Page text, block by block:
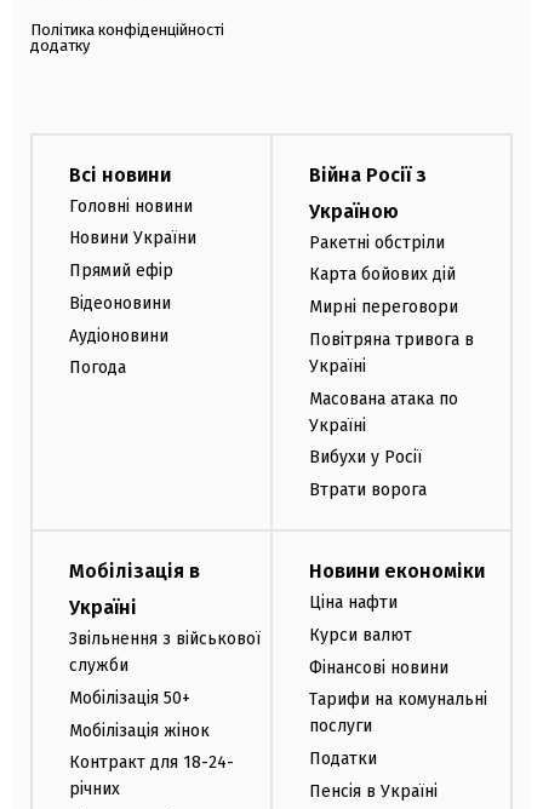
Політика конфіденційності
додатку
Всі новини
Головні новини
Новини України
Прямий ефір
Відеоновини
Аудіоновини
Погода
Війна Росії з
Україною
Ракетні обстріли
Карта бойових дій
Мирні переговори
Повітряна тривога в
Україні
Масована атака по
Україні
Вибухи у Росії
Втрати ворога
Мобілізація в
Україні
Звільнення з військової
служби
Мобілізація 50+
Мобілізація жінок
Контракт для 18-24-
річних
Новини економіки
Ціна нафти
Курси валют
Фінансові новини
Тарифи на комунальні
послуги
Податки
Пенсія в Україні